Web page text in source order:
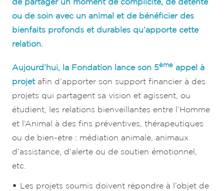
de partager un moment de complicité, de détente
ou de soin avec un animal et de bénéficier des
bienfaits profonds et durables qu’apporte cette
relation.
Aujourd’hui, la Fondation lance son 5ème appel à
projet afin d’apporter son support financier à des
projets qui partagent sa vision et agissent, ou
étudient, les relations bienveillantes entre l’Homme
et l’Animal à des fins préventives, thérapeutiques
ou de bien-être : médiation animale, animaux
d’assistance, d’alerte ou de soutien émotionnel,
etc.
Les projets soumis doivent répondre à l’objet de